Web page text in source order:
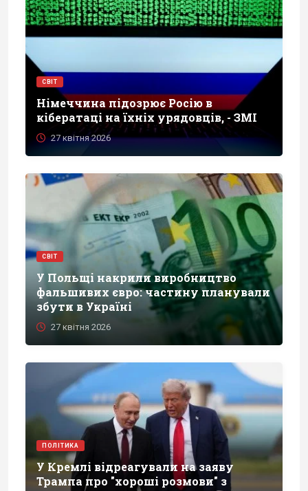
СВІТ
Німеччина підозрює Росію в
кібератаці на їхніх урядовців, - ЗМІ
27 квітня 2026
СВІТ
У Польщі накрили виробництво
фальшивих євро: частину планували
збути в Україні
27 квітня 2026
ПОЛІТИКА
У Кремлі відреагували на заяву
Трампа про "хороші розмови" з